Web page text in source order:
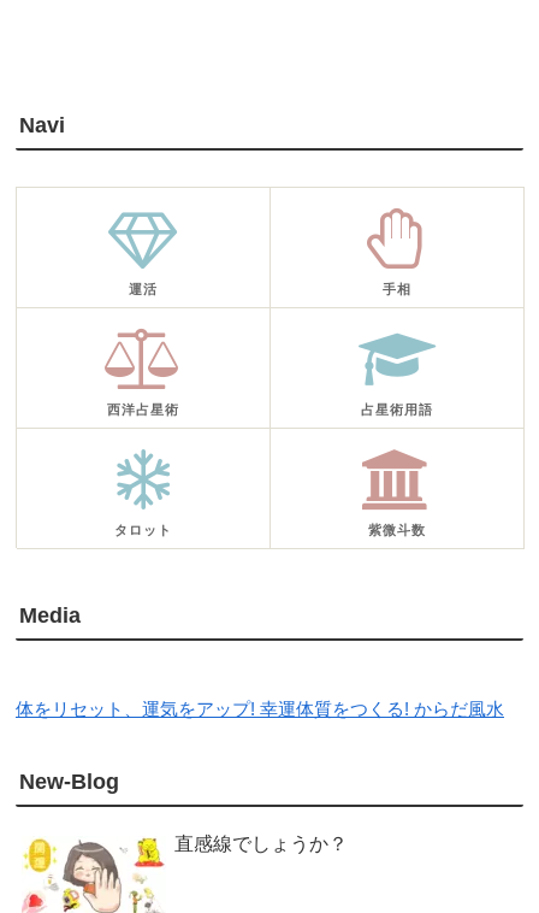
Navi
運活 手相
西洋占星術 占星術用語
タロット 紫微斗数
Media
体をリセット、運気をアップ! 幸運体質をつくる! からだ風水
New-Blog
直感線でしょうか？